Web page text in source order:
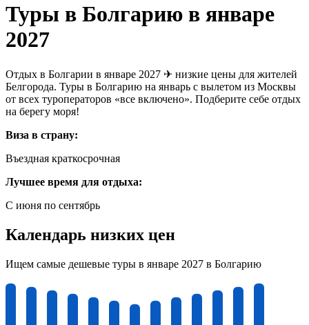
Туры в Болгарию в январе
2027
Отдых в Болгарии в январе 2027 ✈ низкие цены для жителей
Белгорода. Туры в Болгарию на январь с вылетом из Москвы
от всех туроператоров «все включено». Подберите себе отдых
на берегу моря!
Виза в страну:
Въездная краткосрочная
Лучшее время для отдыха:
С июня по сентябрь
Календарь низких цен
Ищем самые дешевые туры в январе 2027 в Болгарию